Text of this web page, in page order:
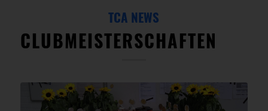
TCA NEWS
CLUBMEISTERSCHAFTEN